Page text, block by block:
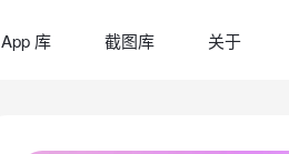
App 库 截图库 关于